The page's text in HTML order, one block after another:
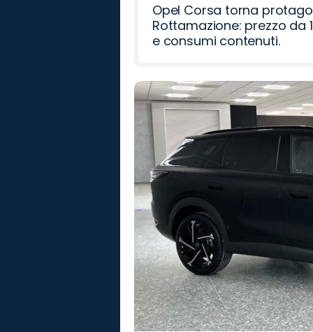
Opel Corsa torna
Rottamazione: prezzo da
e consumi contenuti.